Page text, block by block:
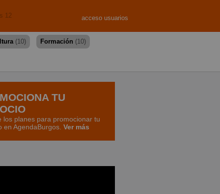
acceso usuarios
12
(10) Formación (10)
TU
los planes para promocionar tu
en AgendaBurgos. Ver más